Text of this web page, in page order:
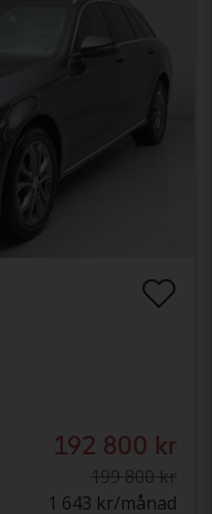
192 800 kr
199 800 kr
1 643 kr/månad